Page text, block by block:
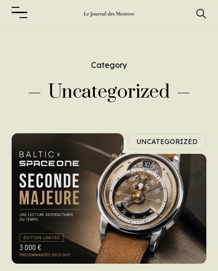
Category
Uncategorized
UNCATEGORIZED